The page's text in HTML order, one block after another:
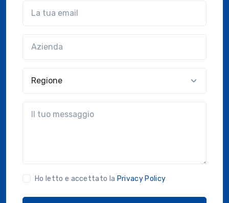
Ho letto e accettato la Privacy Policy